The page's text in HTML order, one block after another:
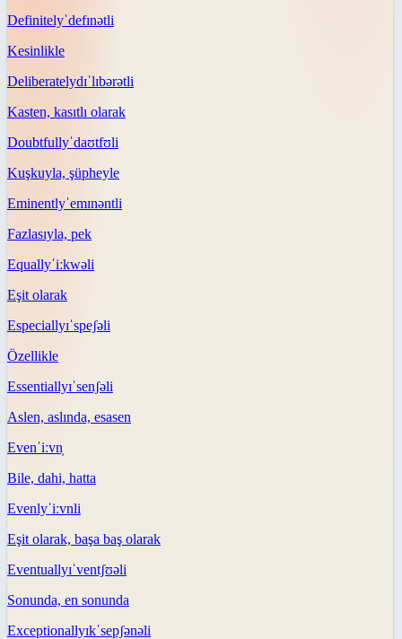
Definitelyˈdefɪnətli
Kesinlikle
Deliberatelydɪˈlɪbərətli
Kasten, kasıtlı olarak
Doubtfullyˈdaʊtfʊli
Kuşkuyla, şüpheyle
Eminentlyˈemɪnəntli
Fazlasıyla, pek
Equallyˈiːkwəli
Eşit olarak
Especiallyɪˈspeʃəli
Özellikle
Essentiallyɪˈsenʃəli
Aslen, aslında, esasen
Evenˈiːvn̩
Bile, dahi, hatta
Evenlyˈiːvnli
Eşit olarak, başa baş olarak
Eventuallyɪˈventʃʊəli
Sonunda, en sonunda
Exceptionallyɪkˈsepʃənəli